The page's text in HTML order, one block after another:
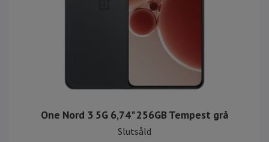
One Nord 3 5G 6,74" 256GB Tempest grå
Slutsåld